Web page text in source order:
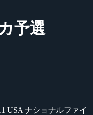
予選
USA ナショナルファイ